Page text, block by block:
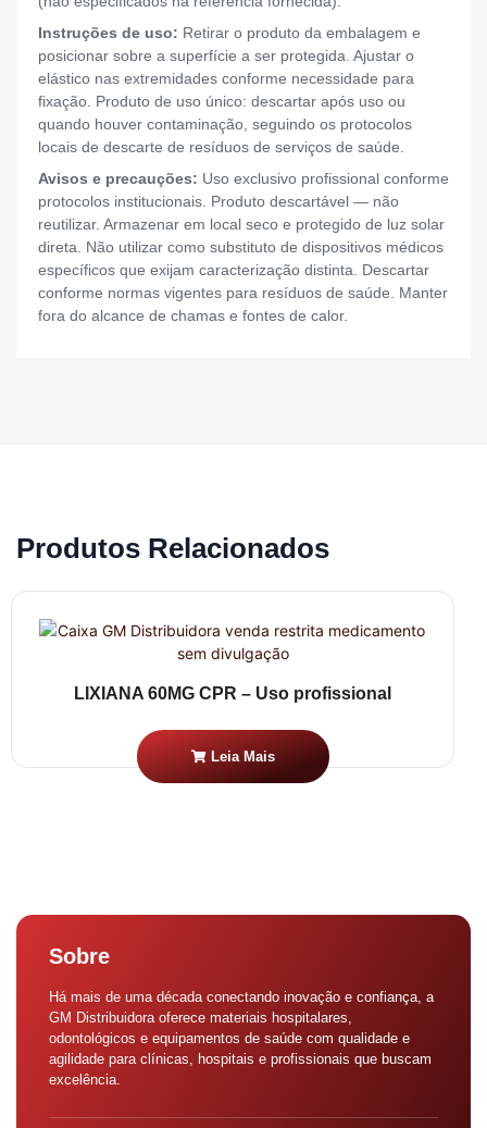
Instruções de uso: Retirar o produto da embalagem e
posicionar sobre a superfície a ser protegida. Ajustar o
elástico nas extremidades conforme necessidade para
fixação. Produto de uso único: descartar após uso ou
quando houver contaminação, seguindo os protocolos
locais de descarte de resíduos de serviços de saúde.
Avisos e precauções: Uso exclusivo profissional conforme
protocolos institucionais. Produto descartável — não
reutilizar. Armazenar em local seco e protegido de luz solar
direta. Não utilizar como substituto de dispositivos médicos
específicos que exijam caracterização distinta. Descartar
conforme normas vigentes para resíduos de saúde. Manter
fora do alcance de chamas e fontes de calor.
Produtos Relacionados
LIXIANA 60MG CPR – Uso profissional
Leia Mais
Sobre
Há mais de uma década conectando inovação e confiança, a
GM Distribuidora oferece materiais hospitalares,
odontológicos e equipamentos de saúde com qualidade e
agilidade para clínicas, hospitais e profissionais que buscam
excelência.